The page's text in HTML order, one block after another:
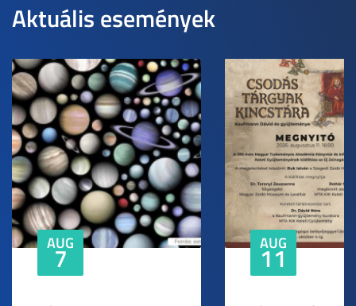
Aktuális események
AUG
7 AUG
11